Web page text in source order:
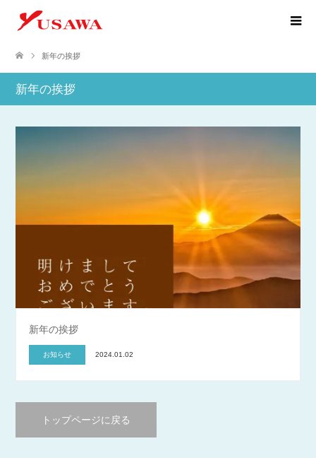
新年の挨拶
新年の挨拶
新年の挨拶
お知らせ 2024.01.02
トップページに戻る